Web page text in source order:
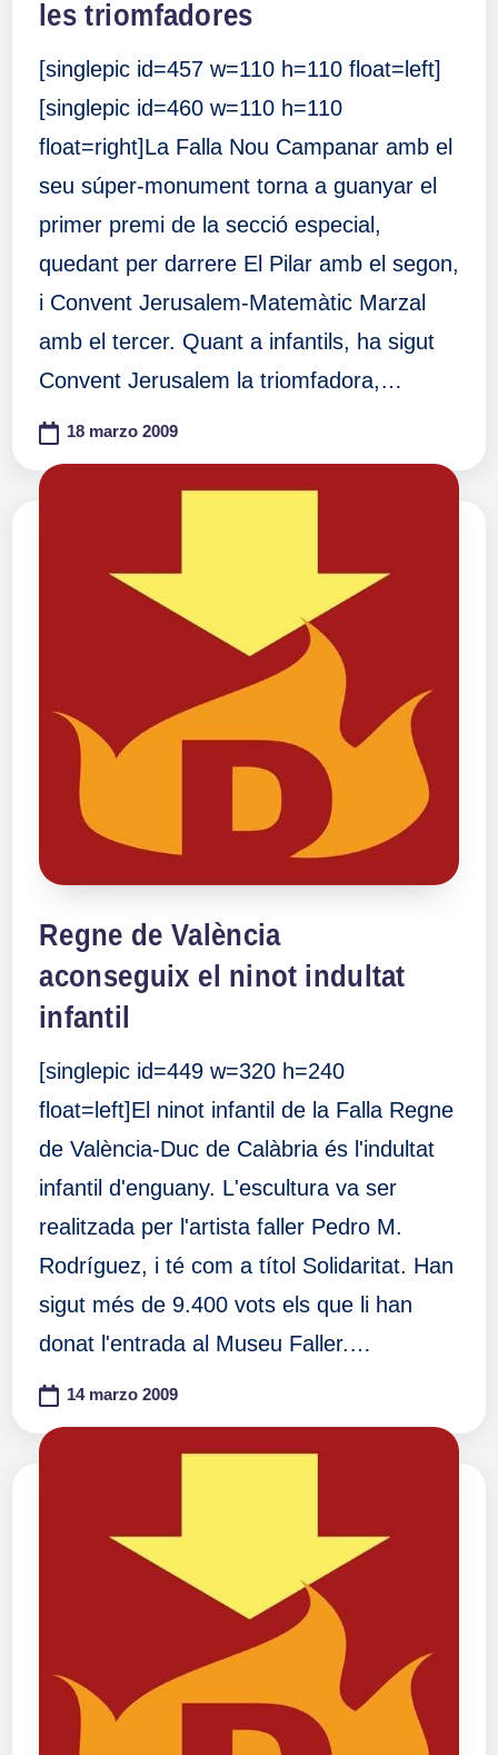
les triomfadores
[singlepic id=457 w=110 h=110 float=left]
[singlepic id=460 w=110 h=110
float=right]La Falla Nou Campanar amb el
seu súper-monument torna a guanyar el
primer premi de la secció especial,
quedant per darrere El Pilar amb el segon,
i Convent Jerusalem-Matemàtic Marzal
amb el tercer. Quant a infantils, ha sigut
Convent Jerusalem la triomfadora,…
18 marzo 2009
Regne de València
aconseguix el ninot indultat
infantil
[singlepic id=449 w=320 h=240
float=left]El ninot infantil de la Falla Regne
de València-Duc de Calàbria és l'indultat
infantil d'enguany. L'escultura va ser
realitzada per l'artista faller Pedro M.
Rodríguez, i té com a títol Solidaritat. Han
sigut més de 9.400 vots els que li han
donat l'entrada al Museu Faller.…
14 marzo 2009